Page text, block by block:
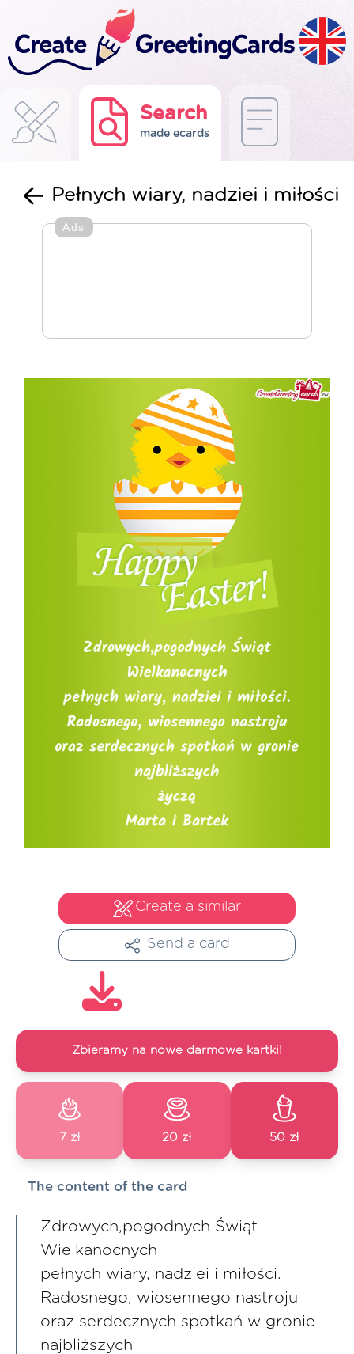
Search
made ecards
Pełnych wiary, nadziei i miłości
Ads
Create a similar
Send a card
Zbieramy na nowe darmowe kartki!
7 zł 20 zł 50 zł
The content of the card
Zdrowych,pogodnych Świąt
Wielkanocnych
pełnych wiary, nadziei i miłości.
Radosnego, wiosennego nastroju
oraz serdecznych spotkań w gronie
najbliższych